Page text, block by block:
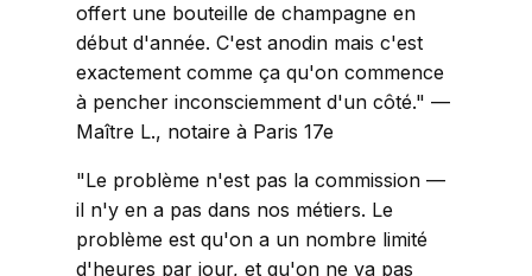
offert une bouteille de champagne en
début d'année. C'est anodin mais c'est
exactement comme ça qu'on commence
à pencher inconsciemment d'un côté." —
Maître L., notaire à Paris 17e
"Le problème n'est pas la commission —
il n'y en a pas dans nos métiers. Le
problème est qu'on a un nombre limité
d'heures par jour, et qu'on ne va pas